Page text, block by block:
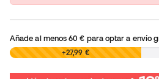
Añade al menos60 € para optar a envío
0,00 € +27,99 €